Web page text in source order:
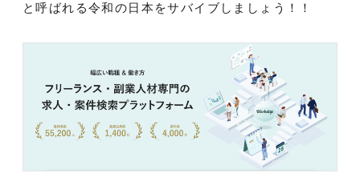
と呼ばれる令和の日本をサバイブしましょう！！